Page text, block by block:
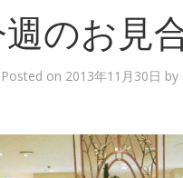
週のお見
Posted on 2013年11月30日 by